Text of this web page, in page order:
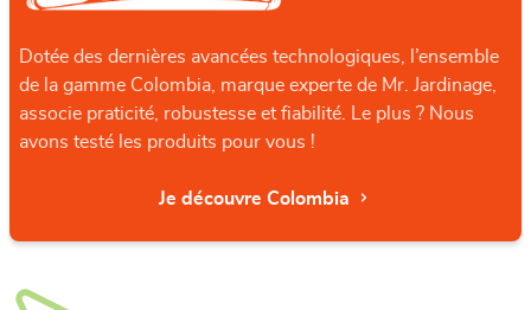
Dotée des dernières avancées technologiques, l’ensemble
de la gamme Colombia, marque experte de Mr. Jardinage,
associe praticité, robustesse et fiabilité. Le plus ? Nous
avons testé les produits pour vous !
Je découvre Colombia